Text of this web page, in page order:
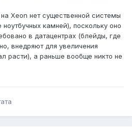
Xeon нет существенной системы
камней), поскольку оно
в датацентрах (блейды, где
внедряют для увеличения
расти), а раньше вообще никто не